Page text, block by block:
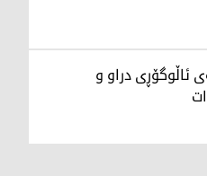
ئاڵوگۆڕی دراو و